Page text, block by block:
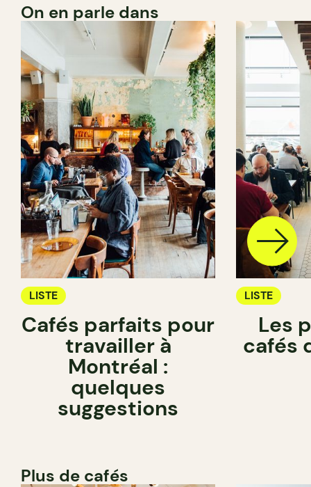
On en parle dans
LISTE
Cafés parfaits pour
travailler à
Montréal :
quelques
suggestions
LISTE
Les
cafés
Plus de cafés